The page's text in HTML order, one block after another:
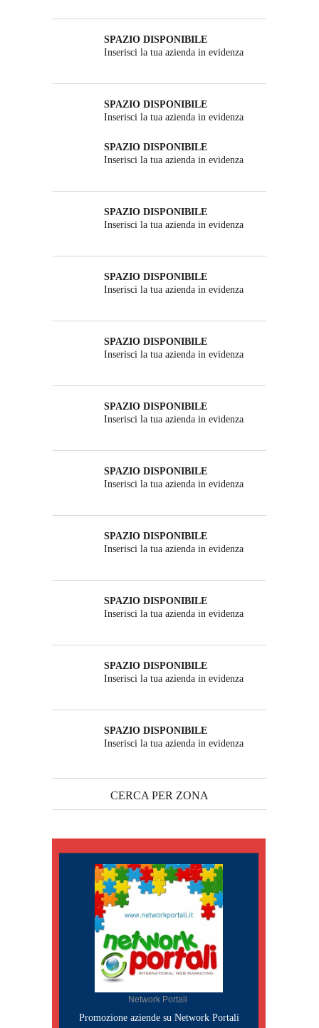
SPAZIO DISPONIBILE
Inserisci la tua azienda in evidenza
SPAZIO DISPONIBILE
Inserisci la tua azienda in evidenza
SPAZIO DISPONIBILE
Inserisci la tua azienda in evidenza
SPAZIO DISPONIBILE
Inserisci la tua azienda in evidenza
SPAZIO DISPONIBILE
Inserisci la tua azienda in evidenza
SPAZIO DISPONIBILE
Inserisci la tua azienda in evidenza
SPAZIO DISPONIBILE
Inserisci la tua azienda in evidenza
SPAZIO DISPONIBILE
Inserisci la tua azienda in evidenza
SPAZIO DISPONIBILE
Inserisci la tua azienda in evidenza
SPAZIO DISPONIBILE
Inserisci la tua azienda in evidenza
SPAZIO DISPONIBILE
Inserisci la tua azienda in evidenza
SPAZIO DISPONIBILE
Inserisci la tua azienda in evidenza
CERCA PER ZONA
Network Portali
Promozione aziende su Network Portali